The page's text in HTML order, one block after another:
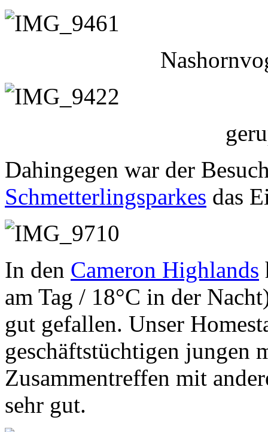
Dahingegen war der
Schmetterlingsparkes das
In den Cameron Highlands
am Tag / 18°C in der
gut gefallen. Unser
geschäftstüchtigen jungen
Zusammentreffen mit
sehr gut.